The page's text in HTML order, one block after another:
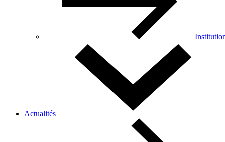
Actualités